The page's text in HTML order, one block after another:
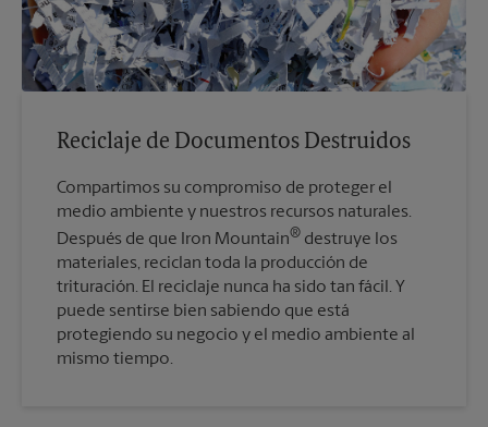
Reciclaje de Documentos Destruidos
Compartimos su compromiso de proteger el
medio ambiente y nuestros recursos naturales.
Después de que Iron Mountain® destruye los
materiales, reciclan toda la producción de
trituración. El reciclaje nunca ha sido tan fácil. Y
puede sentirse bien sabiendo que está
protegiendo su negocio y el medio ambiente al
mismo tiempo.